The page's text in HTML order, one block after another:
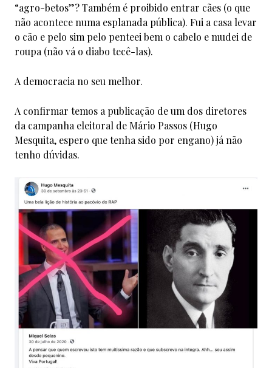
“agro-betos”? Também é proibido entrar cães (o que
não acontece numa esplanada pública). Fui a casa levar
o cão e pelo sim pelo penteei bem o cabelo e mudei de
roupa (não vá o diabo tecê-las).
A democracia no seu melhor.
A confirmar temos a publicação de um dos diretores
da campanha eleitoral de Mário Passos (Hugo
Mesquita, espero que tenha sido por engano) já não
tenho dúvidas.